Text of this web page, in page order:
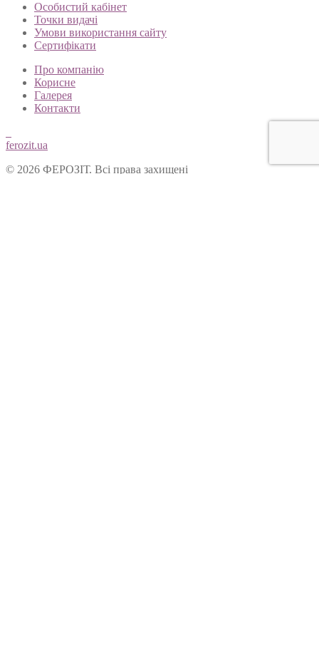
Особистий кабінет
Точки видачі
Умови використання сайту
Сертифікати
Про компанію
Корисне
Галерея
Контакти
ferozit.ua
© 2026 ФЕРОЗІТ. Всі права захищені